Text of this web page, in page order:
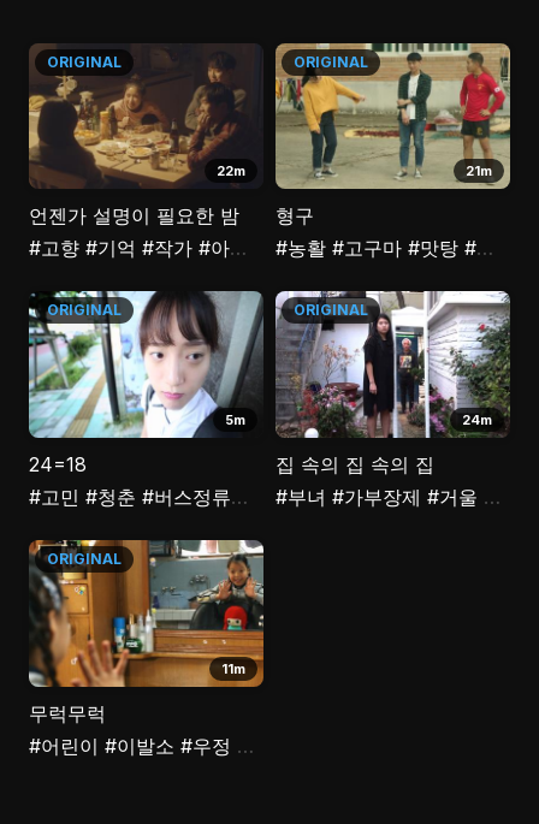
22m
ORIGINAL
언젠가 설명이 필요한 밤
#고향 #기억 #작가 #아버지 #서점 #대화 #책
21m
ORIGINAL
형구
#농활 #고구마 #맛탕 #풋사랑
5m
ORIGINAL
24=18
#고민 #청춘 #버스정류장 #고등학생 #대학생
24m
ORIGINAL
집 속의 집 속의 집
#부녀 #가부장제 #거울 #네모
11m
ORIGINAL
무럭무럭
#어린이 #이발소 #우정 #위로